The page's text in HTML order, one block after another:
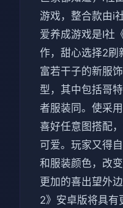
游戏，整合款由i
爱养成游戏是I社
作，甜心选择2刷
富若干子的新服
型，其中包括哥
者服装同。使采
喜好任意图搭配
可爱。玩家又得
和服装颜色，改
更加的喜出望外
2》安卓版将具有